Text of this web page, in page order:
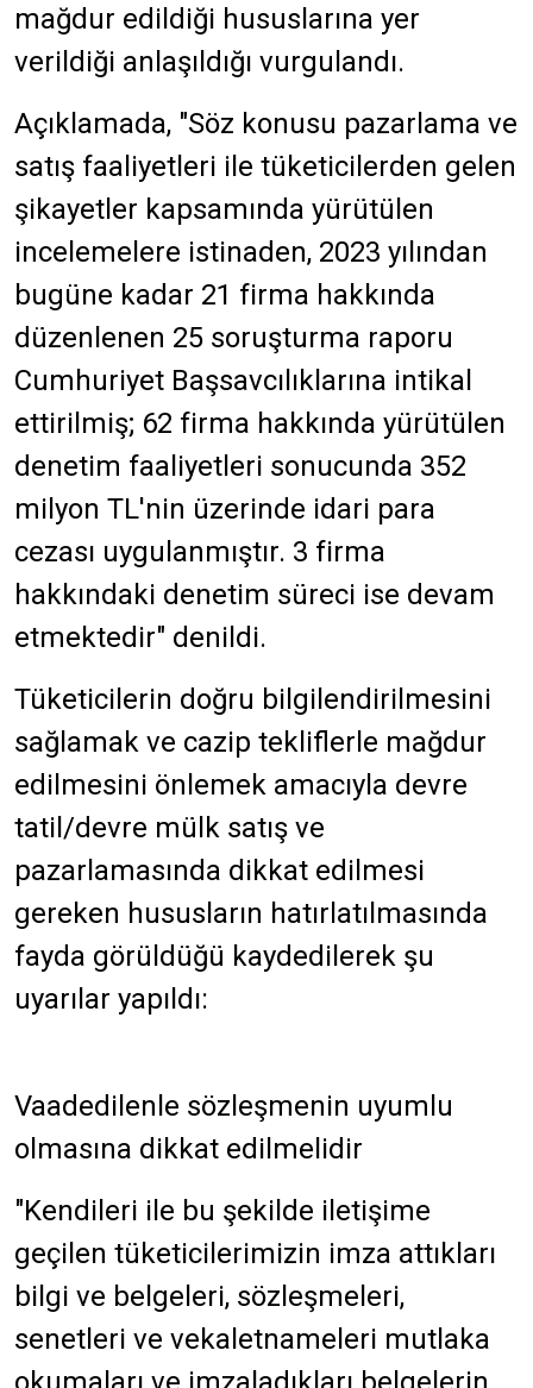
mağdur edildiği hususlarına yer
verildiği anlaşıldığı vurgulandı.
Açıklamada, "Söz konusu pazarlama ve
satış faaliyetleri ile tüketicilerden gelen
şikayetler kapsamında yürütülen
incelemelere istinaden, 2023 yılından
bugüne kadar 21 firma hakkında
düzenlenen 25 soruşturma raporu
Cumhuriyet Başsavcılıklarına intikal
ettirilmiş; 62 firma hakkında yürütülen
denetim faaliyetleri sonucunda 352
milyon TL'nin üzerinde idari para
cezası uygulanmıştır. 3 firma
hakkındaki denetim süreci ise devam
etmektedir" denildi.
Tüketicilerin doğru bilgilendirilmesini
sağlamak ve cazip tekliflerle mağdur
edilmesini önlemek amacıyla devre
tatil/devre mülk satış ve
pazarlamasında dikkat edilmesi
gereken hususların hatırlatılmasında
fayda görüldüğü kaydedilerek şu
uyarılar yapıldı:
Vaadedilenle sözleşmenin uyumlu
olmasına dikkat edilmelidir
"Kendileri ile bu şekilde iletişime
geçilen tüketicilerimizin imza attıkları
bilgi ve belgeleri, sözleşmeleri,
senetleri ve vekaletnameleri mutlaka